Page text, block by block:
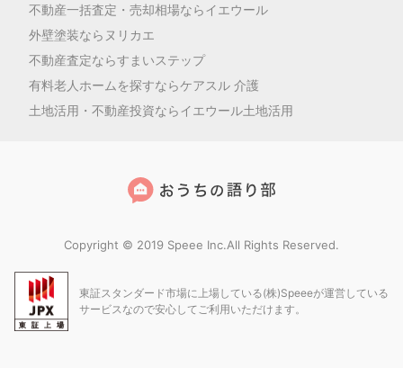
不動産一括査定・売却相場ならイエウール
外壁塗装ならヌリカエ
不動産査定ならすまいステップ
有料老人ホームを探すならケアスル 介護
土地活用・不動産投資ならイエウール土地活用
Copyright © 2019 Speee Inc.All Rights Reserved.
東証スタンダード市場に上場している(株)Speeeが運営している
サービスなので安心してご利用いただけます。